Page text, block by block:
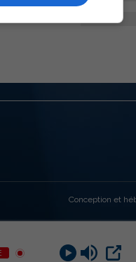
Conception et